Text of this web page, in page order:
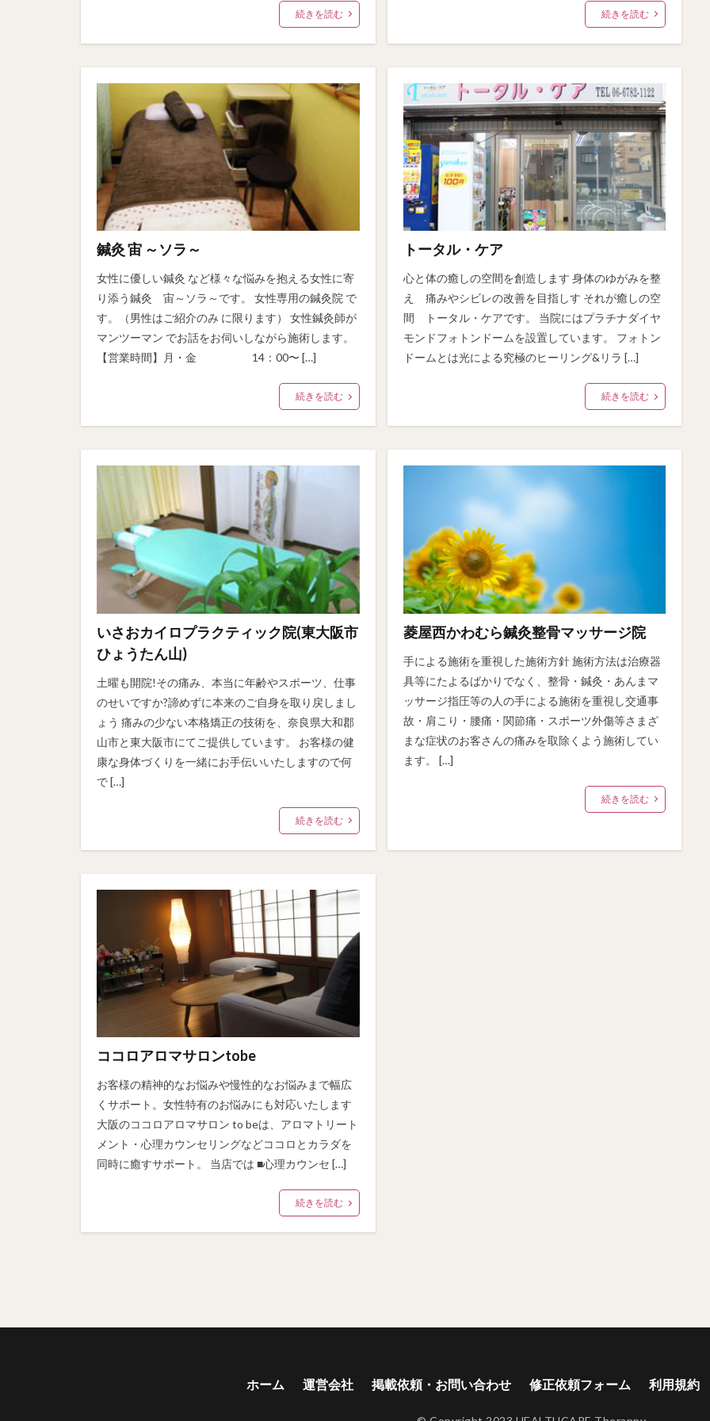
続きを読む 続きを読む
鍼灸 宙 ～ソラ～
女性に優しい鍼灸 など様々な悩みを抱える女性に寄
り添う鍼灸 宙～ソラ～です。 女性専用の鍼灸院 で
す。（男性はご紹介のみ に限ります） 女性鍼灸師が
マンツーマン でお話をお伺いしながら施術します。
【営業時間】月・金 14：00〜 […]
続きを読む
トータル・ケア
心と体の癒しの空間を創造します 身体のゆがみを整
え 痛みやシビレの改善を目指しす それが癒しの空
間 トータル・ケアです。 当院にはプラチナダイヤ
モンドフォトンドームを設置しています。 フォトン
ドームとは光による究極のヒーリング&リラ […]
続きを読む
いさおカイロプラクティック院(東大阪市
ひょうたん山)
土曜も開院!その痛み、本当に年齢やスポーツ、仕事
のせいですか?諦めずに本来のご自身を取り戻しまし
ょう 痛みの少ない本格矯正の技術を、奈良県大和郡
山市と東大阪市にてご提供しています。 お客様の健
康な身体づくりを一緒にお手伝いいたしますので何
で […]
続きを読む
菱屋西かわむら鍼灸整骨マッサージ院
手による施術を重視した施術方針 施術方法は治療器
具等にたよるばかりでなく、整骨・鍼灸・あんまマ
ッサージ指圧等の人の手による施術を重視し交通事
故・肩こり・腰痛・関節痛・スポーツ外傷等さまざ
まな症状のお客さんの痛みを取除くよう施術してい
ます。 […]
続きを読む
ココロアロマサロンtobe
お客様の精神的なお悩みや慢性的なお悩みまで幅広
くサポート。女性特有のお悩みにも対応いたします
大阪のココロアロマサロン to beは、アロマトリート
メント・心理カウンセリングなどココロとカラダを
同時に癒すサポート。 当店では ■心理カウンセ […]
続きを読む
ホーム 運営会社 掲載依頼・お問い合わせ 修正依頼フォーム 利用規約